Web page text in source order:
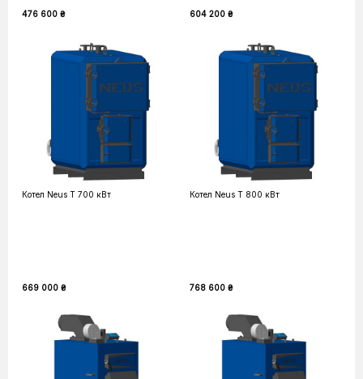
476 600 ₴ 604 200 ₴
Котел Neus T 700 кВт
669 000 ₴
Котел Neus T 800 кВт
768 600 ₴